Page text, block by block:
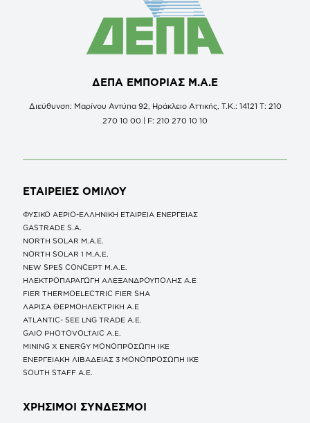
ΔΕΠΑ ΕΜΠΟΡΙΑΣ Μ.Α.Ε
Διεύθυνση: Μαρίνου Αντύπα 92, Ηράκλειο Αττικής, Τ.Κ.: 14121 Τ: 210
270 10 00 | F: 210 270 10 10
ΕΤΑΙΡΕΙΕΣ ΟΜΙΛΟΥ
ΦΥΣΙΚΟ ΑΕΡΙΟ-ΕΛΛΗΝΙΚΗ ΕΤΑΙΡΕΙΑ ΕΝΕΡΓΕΙΑΣ
GASTRADE S.A.
NORTH SOLAR M.Α.Ε.
NORTH SOLAR 1 M.Α.Ε.
NEW SPES CONCEPT Μ.Α.Ε.
ΗΛΕΚΤΡΟΠΑΡΑΓΩΓΗ ΑΛΕΞΑΝΔΡΟΥΠΟΛΗΣ A.E
FIER THERMOELECTRIC FIER SHA
ΛΑΡΙΣΑ ΘΕΡΜΟΗΛΕΚΤΡΙΚΗ A.E
ATLANTIC- SEE LNG TRADE A.E.
GAIO PHOTOVOLTAIC Α.Ε.
MINING X ENERGY ΜΟΝΟΠΡΟΣΩΠΗ ΙΚΕ
ΕΝΕΡΓΕΙΑΚΗ ΛΙΒΑΔΕΙΑΣ 3 ΜΟΝΟΠΡΟΣΩΠΗ ΙΚΕ
SOUTH STAFF Α.Ε.
ΧΡΗΣΙΜΟΙ ΣΥΝΔΕΣΜΟΙ